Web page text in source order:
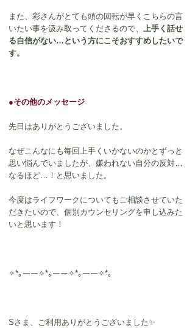
また、彩さんがとても頭の回転が早くこちらの言
いたい事を汲み取ってくださるので、 上手く話せ
る自信がない…という方にこそおすすめしたいで
す。
●その他のメッセージ
先日はありがとうございました。
なぜこんなにも毎回上手くいかないのかとずっと
思い悩んでいましたが、嫌われない自分の反対…
なるほど…！と思いました。
今度はライフワークについてもご相談させていた
だきたいので、個別カウンセリングを申し込みた
いと思います！
✧*｡ーー✧*｡ーー✧*｡ーー✧*｡
Sさま、ご利用ありがとうございました✨